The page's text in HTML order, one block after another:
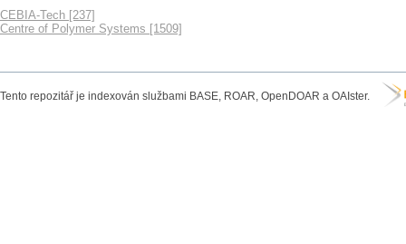
CEBIA-Tech [237]
Centre of Polymer Systems [1509]
Tento repozitář je indexován službami BASE, ROAR, OpenDOAR a OAIster.